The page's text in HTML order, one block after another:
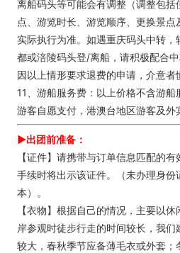
离船码头等可能会有调整（调整包
点、游览时长、游览顺序、更换景
实际执行为准。如遇重庆码头中转
都或涪陵码头登/离船，请积极配合
因以上情形要求退费的申请，介意者
11、游船服务费：以上价格不含游
游客自愿支付，港澳台地区游客及外
►出团前准备：
【证件】请携带与订单信息匹配的
手续时将出示该证件。（未办理身份
本）。
【衣物】根据自己的情况，主要以
岸参观时徒步行走的时间较长，我
较大，春秋季节应备薄毛衣或外套